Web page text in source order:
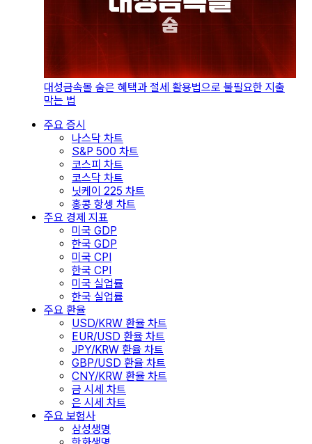
대성금속몰 숨은 혜택과 절세 활용법으로 불필요한 지출
막는 법
주요 증시
나스닥 차트
S&P 500 차트
코스피 차트
코스닥 차트
닛케이 225 차트
홍콩 항셍 차트
주요 경제 지표
미국 GDP
한국 GDP
미국 CPI
한국 CPI
미국 실업률
한국 실업률
주요 환율
USD/KRW 환율 차트
EUR/USD 환율 차트
JPY/KRW 환율 차트
GBP/USD 환율 차트
CNY/KRW 환율 차트
금 시세 차트
은 시세 차트
주요 보험사
삼성생명